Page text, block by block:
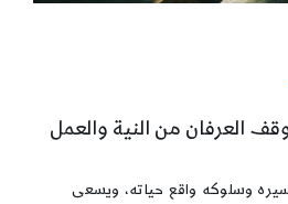
العرفان من النية والعمل
وسلوكه واقع حياته، ويسعى